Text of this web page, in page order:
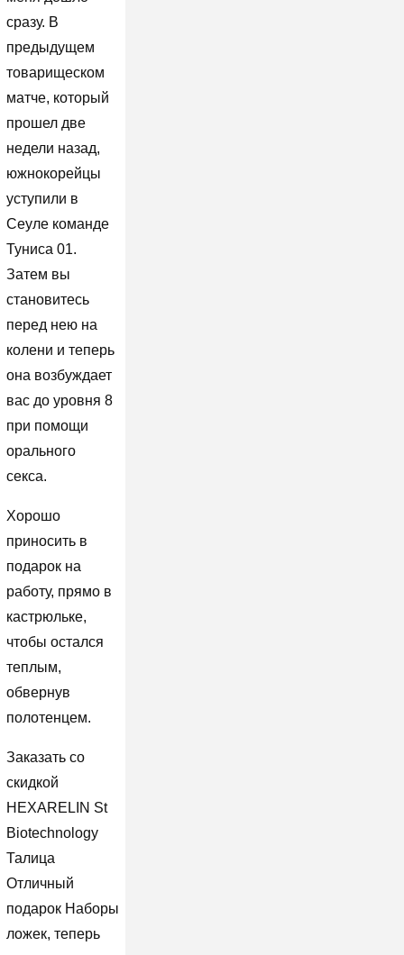
сразу. В
предыдущем
товарищеском
матче, который
прошел две
недели назад,
южнокорейцы
уступили в
Сеуле команде
Туниса 01.
Затем вы
становитесь
перед нею на
колени и теперь
она возбуждает
вас до уровня 8
при помощи
орального
секса.
Хорошо
приносить в
подарок на
работу, прямо в
кастрюльке,
чтобы остался
теплым,
обвернув
полотенцем.
Заказать со
скидкой
HEXARELIN St
Biotechnology
Талица
Отличный
подарок Наборы
ложек, теперь